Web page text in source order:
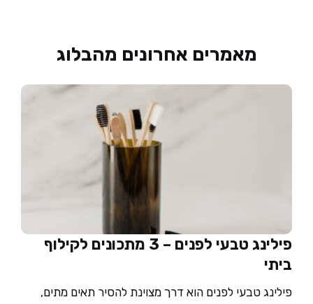
מאמרים אחרונים מהבלוג
פילינג טבעי לפנים – 3 מתכונים לקילוף
ביתי
פילינג טבעי לפנים הוא דרך מצוינת להסיר תאים מתים,